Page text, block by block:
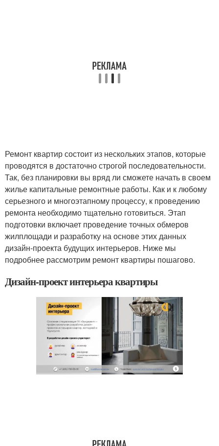
Ремонт квартир состоит из нескольких этапов, которые
проводятся в достаточно строгой последовательности.
Так, без планировки вы вряд ли сможете начать в своем
жилье капитальные ремонтные работы. Как и к любому
серьезного и многоэтапному процессу, к проведению
ремонта необходимо тщательно готовиться. Этап
подготовки включает проведение точных обмеров
жилплощади и разработку на основе этих данных
дизайн-проекта будущих интерьеров. Ниже мы
подробнее рассмотрим ремонт квартиры пошагово.
Дизайн-проект интерьера квартиры